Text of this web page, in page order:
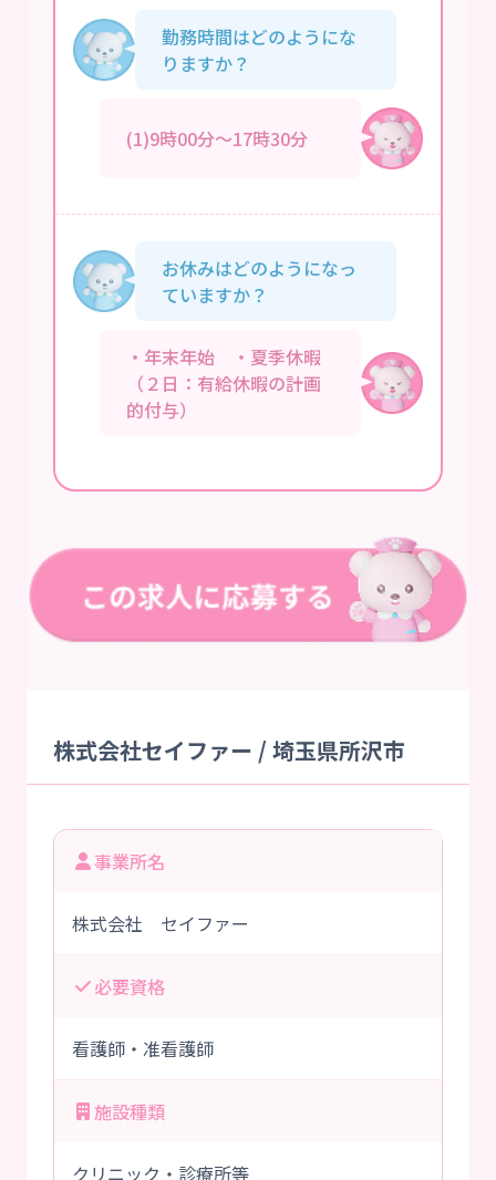
勤務時間はどのようにな
りますか？
(1)9時00分～17時30分
お休みはどのようになっ
ていますか？
・年末年始 ・夏季休暇
（２日：有給休暇の計画
的付与）
株式会社セイファー / 埼玉県所沢市
事業所名
株式会社 セイファー
必要資格
看護師・准看護師
施設種類
クリニック・診療所等